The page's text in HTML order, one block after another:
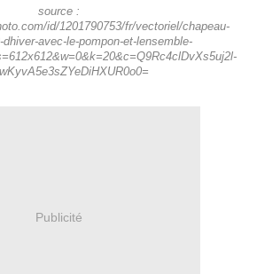
source :
id/1201790753/fr/vectoriel/chapeau-
avec-le-pompon-et-lensemble-
Publicité